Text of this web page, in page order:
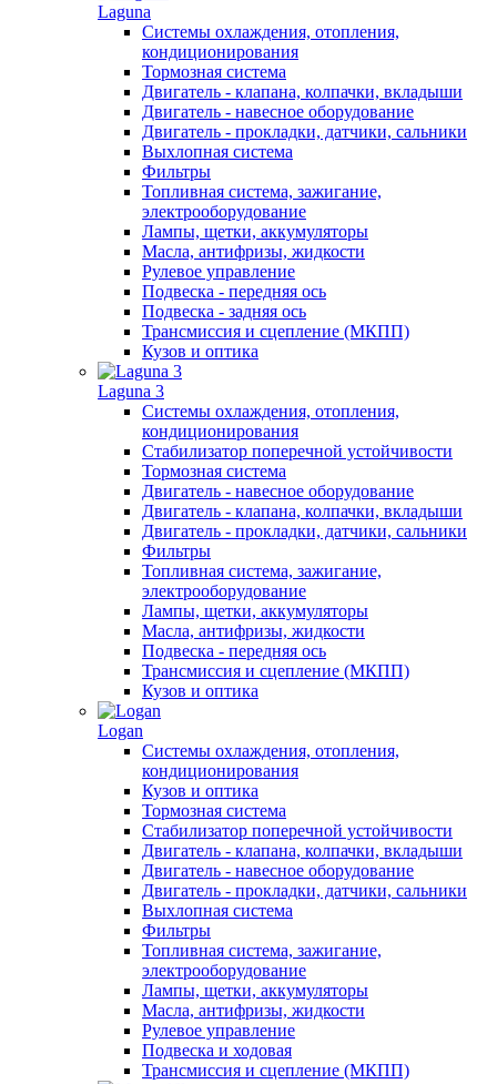
Laguna
Системы охлаждения, отопления,
кондиционирования
Тормозная система
Двигатель - клапана, колпачки, вкладыши
Двигатель - навесное оборудование
Двигатель - прокладки, датчики, сальники
Выхлопная система
Фильтры
Топливная система, зажигание,
электрооборудование
Лампы, щетки, аккумуляторы
Масла, антифризы, жидкости
Рулевое управление
Подвеска - передняя ось
Подвеска - задняя ось
Трансмиссия и сцепление (МКПП)
Кузов и оптика
Laguna 3
Системы охлаждения, отопления,
кондиционирования
Стабилизатор поперечной устойчивости
Тормозная система
Двигатель - навесное оборудование
Двигатель - клапана, колпачки, вкладыши
Двигатель - прокладки, датчики, сальники
Фильтры
Топливная система, зажигание,
электрооборудование
Лампы, щетки, аккумуляторы
Масла, антифризы, жидкости
Подвеска - передняя ось
Трансмиссия и сцепление (МКПП)
Кузов и оптика
Logan
Системы охлаждения, отопления,
кондиционирования
Кузов и оптика
Тормозная система
Стабилизатор поперечной устойчивости
Двигатель - клапана, колпачки, вкладыши
Двигатель - навесное оборудование
Двигатель - прокладки, датчики, сальники
Выхлопная система
Фильтры
Топливная система, зажигание,
электрооборудование
Лампы, щетки, аккумуляторы
Масла, антифризы, жидкости
Рулевое управление
Подвеска и ходовая
Трансмиссия и сцепление (МКПП)